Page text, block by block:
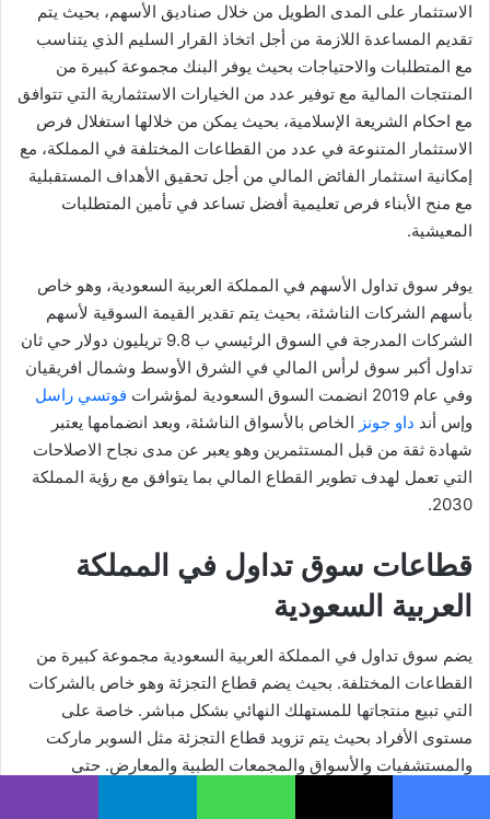
الاستثمار على المدى الطويل من خلال صناديق الأسهم، بحيث يتم
تقديم المساعدة اللازمة من أجل اتخاذ القرار السليم الذي يتناسب
مع المتطلبات والاحتياجات بحيث يوفر البنك مجموعة كبيرة من
المنتجات المالية مع توفير عدد من الخيارات الاستثمارية التي تتوافق
مع احكام الشريعة الإسلامية، بحيث يمكن من خلالها استغلال فرص
الاستثمار المتنوعة في عدد من القطاعات المختلفة في المملكة، مع
إمكانية استثمار الفائض المالي من أجل تحقيق الأهداف المستقبلية
مع منح الأبناء فرص تعليمية أفضل تساعد في تأمين المتطلبات
المعيشية.
يوفر سوق تداول الأسهم في المملكة العربية السعودية، وهو خاص
بأسهم الشركات الناشئة، بحيث يتم تقدير القيمة السوقية لأسهم
الشركات المدرجة في السوق الرئيسي ب 9.8 تريليون دولار حي ثان
تداول أكبر سوق لرأس المالي في الشرق الأوسط وشمال افريقيان
وفي عام 2019 انضمت السوق السعودية لمؤشرات
فوتسي راسل
وإس أند داو جونز الخاص بالأسواق الناشئة، وبعد انضمامها يعتبر
شهادة ثقة من قبل المستثمرين وهو يعبر عن مدى نجاح الاصلاحات
التي تعمل لهدف تطوير القطاع المالي بما يتوافق مع رؤية المملكة
2030.
قطاعات سوق تداول في المملكة
العربية السعودية
يضم سوق تداول في المملكة العربية السعودية مجموعة كبيرة من
القطاعات المختلفة. بحيث يضم قطاع التجزئة وهو خاص بالشركات
التي تبيع منتجاتها للمستهلك النهائي بشكل مباشر. خاصة على
مستوى الأفراد بحيث يتم تزويد قطاع التجزئة مثل السوبر ماركت
والمستشفيات والأسواق والمجمعات الطبية والمعارض. حتى